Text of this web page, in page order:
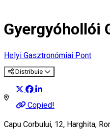
Gyergyóhollói
Helyi Gasztronómiai Pont
Distribuie
Copied!
Capu Corbului, 12, Harghita,